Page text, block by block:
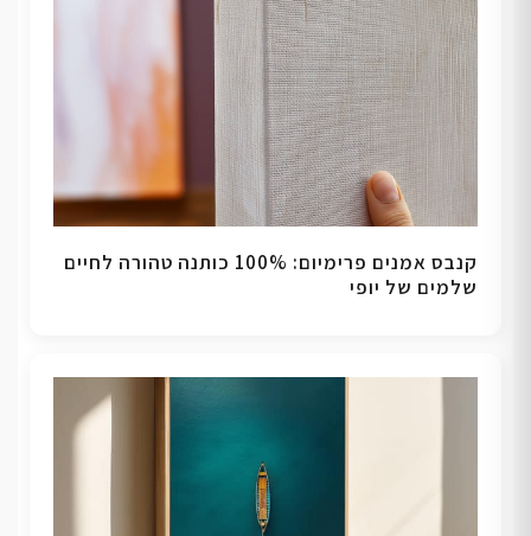
קנבס אמנים פרימיום: 100% כותנה טהורה לחיים
שלמים של יופי